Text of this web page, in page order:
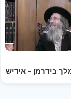
לפרשת
בידרמן - אידיש